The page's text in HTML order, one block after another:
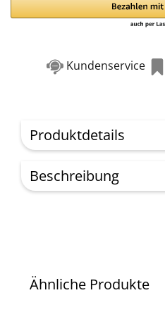
Kundenservice
Produktdetails
Beschreibung
Ähnliche Produkte